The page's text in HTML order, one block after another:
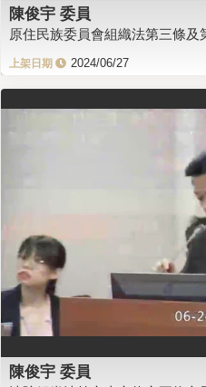
陳俊宇 委員
原住民族委員會組織法第三條及
2024/06/27
陳俊宇 委員